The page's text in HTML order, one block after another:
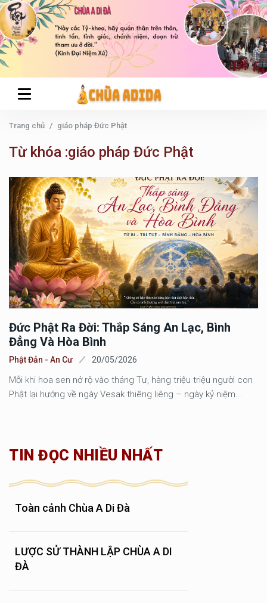
Trang chủ giáo pháp Đức Phật
Từ khóa :giáo pháp Đức Phật
Đức Phật Ra Đời: Thắp Sáng An Lạc, Bình
Đẳng Và Hòa Bình
Phật Đản - An Cư 20/05/2026
Mỗi khi hoa sen nở rộ vào tháng Tư, hàng triệu triệu người con
Phật lại hướng về ngày Vesak thiêng liêng – ngày kỷ niệm...
TIN ĐỌC NHIỀU NHẤT
Toàn cảnh Chùa A Di Đà
LƯỢC SỬ THÀNH LẬP CHÙA A DI
ĐÀ